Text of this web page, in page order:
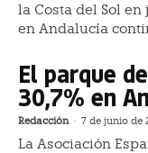
la Costa del Sol en
en Andalucía
El parque
30,7% en
Redacción - 7 de junio de
La Asociación